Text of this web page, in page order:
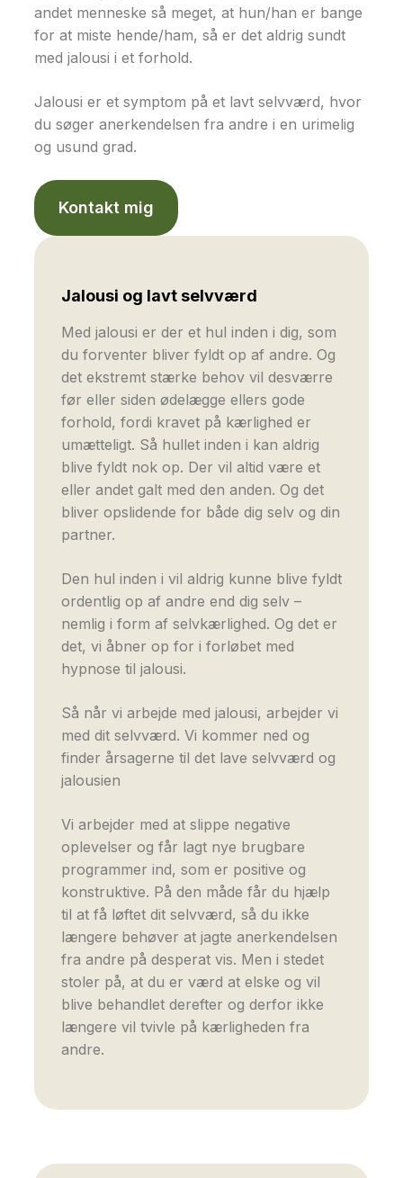
andet menneske så meget, at hun/han er bange
for at miste hende/ham, så er det aldrig sundt
med jalousi i et forhold.
Jalousi er et symptom på et lavt selvværd, hvor
du søger anerkendelsen fra andre i en urimelig
og usund grad.
Kontakt mig
Jalousi og lavt selvværd
Med jalousi er der et hul inden i dig, som
du forventer bliver fyldt op af andre. Og
det ekstremt stærke behov vil desværre
før eller siden ødelægge ellers gode
forhold, fordi kravet på kærlighed er
umætteligt. Så hullet inden i kan aldrig
blive fyldt nok op. Der vil altid være et
eller andet galt med den anden. Og det
bliver opslidende for både dig selv og din
partner.
Den hul inden i vil aldrig kunne blive fyldt
ordentlig op af andre end dig selv –
nemlig i form af selvkærlighed. Og det er
det, vi åbner op for i forløbet med
hypnose til jalousi.
Så når vi arbejde med jalousi, arbejder vi
med dit selvværd. Vi kommer ned og
finder årsagerne til det lave selvværd og
jalousien
Vi arbejder med at slippe negative
oplevelser og får lagt nye brugbare
programmer ind, som er positive og
konstruktive. På den måde får du hjælp
til at få løftet dit selvværd, så du ikke
længere behøver at jagte anerkendelsen
fra andre på desperat vis. Men i stedet
stoler på, at du er værd at elske og vil
blive behandlet derefter og derfor ikke
længere vil tvivle på kærligheden fra
andre.